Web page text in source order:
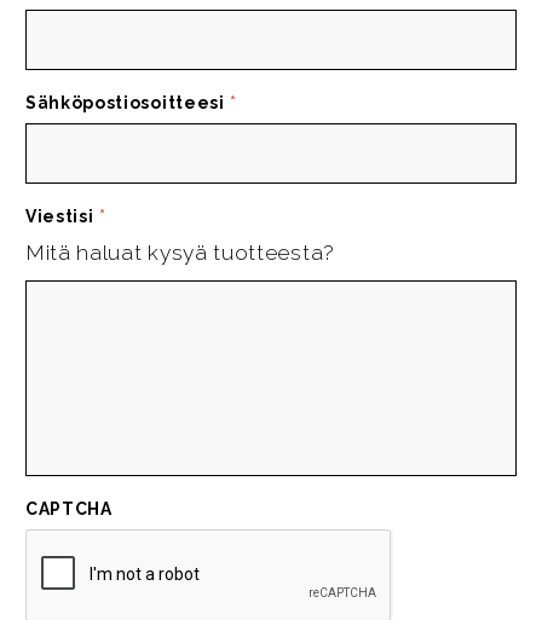
Sähköpostiosoitteesi *
Viestisi *
Mitä haluat kysyä tuotteesta?
CAPTCHA